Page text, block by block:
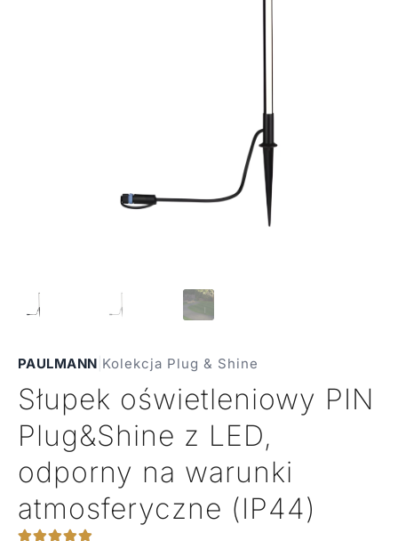
PAULMANN Kolekcja Plug & Shine
Słupek oświetleniowy PIN
Plug&Shine z LED,
odporny na warunki
atmosferyczne (IP44)